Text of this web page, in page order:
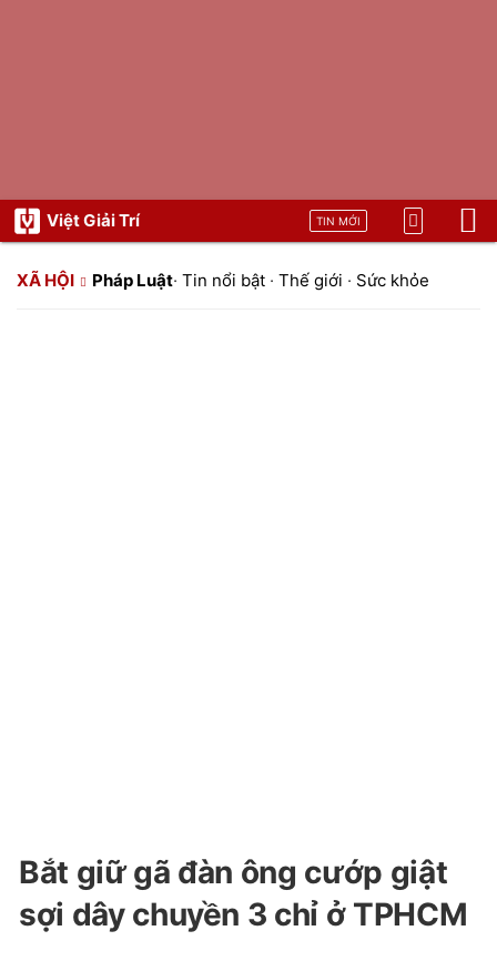
Việt Giải Trí TIN MỚI
XÃ HỘI Pháp Luật· Tin nổi bật · Thế giới · Sức khỏe
Bắt giữ gã đàn ông cướp giật
sợi dây chuyền 3 chỉ ở TPHCM